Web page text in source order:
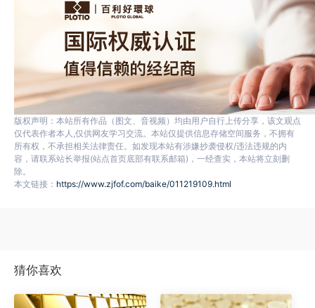
版权声明：本站所有作品（图文、音视频）均由用户自行上传分享，该文观点
仅代表作者本人,仅供网友学习交流。本站仅提供信息存储空间服务，不拥有
所有权，不承担相关法律责任。如发现本站有涉嫌抄袭侵权/违法违规的内
容，请联系站长举报(站点首页底部有联系邮箱)，一经查实，本站将立刻删
除。
本文链接： https://www.zjfof.com/baike/011219109.html
猜你喜欢